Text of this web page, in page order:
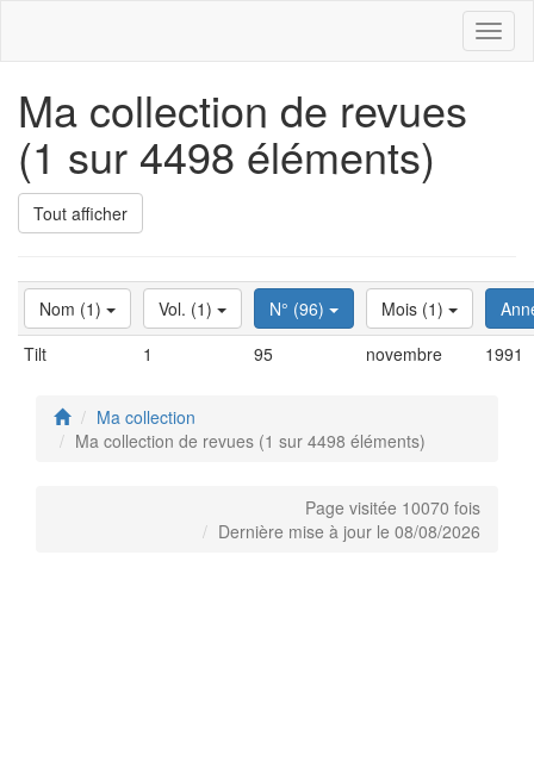
Ma collection de revues
(1 sur 4498 éléments)
Tout afficher
Nom (1) Vol. (1) N° (96) Mois (1)
Tilt
1 95 novembre 1991
Ma collection
Ma collection de revues (1 sur 4498 éléments)
Page visitée 10070 fois
Dernière mise à jour le 08/08/2026